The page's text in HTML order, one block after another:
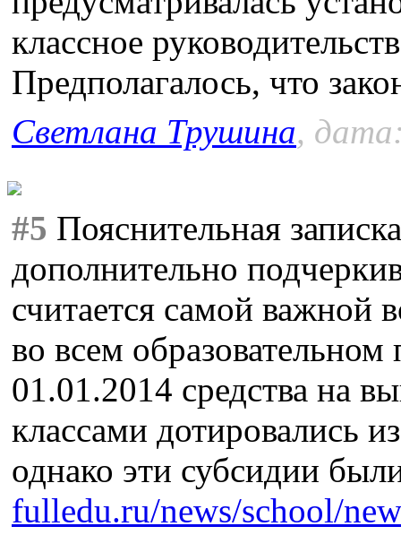
классное
Предполагалось, что
Светлана Трушина,
#5 Пояснительная
дополнительно
считается самой важной
во всем
01.01.2014 средства на
классами дотировались
однако эти субсидии
fulledu.ru/news/school/